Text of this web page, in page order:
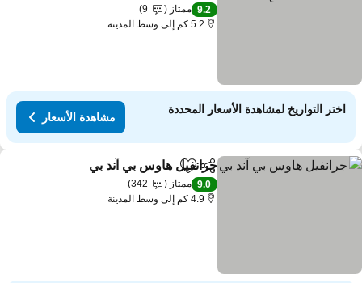
مشاهدة الأسعار
9.2 ممتاز
9
5.2 كم إلى وسط المدينة
اختر التواريخ لمشاهدة الأسعار المحددة
مشاهدة الأسعار
مشاركةAdd to favorites
جرانفيل هاوس بي آند بي
9.0 ممتاز
342
4.9 كم إلى وسط المدينة